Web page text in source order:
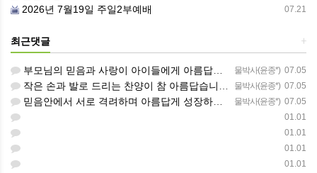
07.21
2026년 7월19일 주일2부예배
+
최근댓글
물박사(윤종*) 07.05
부모님의 믿음과 사랑이 아이들에게 아름답게 이어지길 축복합니다
물박사(윤종*) 07.05
작은 손과 발로 드리는 찬양이 참 아름답습니다 하나님의 사랑이 늘 함께하길 기도합니다
물박사(윤종*) 07.05
믿음안에서 서로 격려하며 아름답게 성장하는 중고등부가 되길 응원합니다
01.01
01.01
01.01
01.01